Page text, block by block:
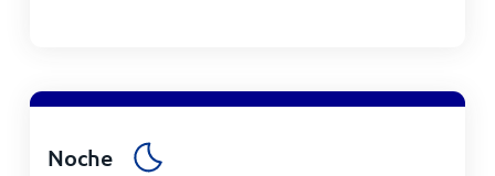
Noche